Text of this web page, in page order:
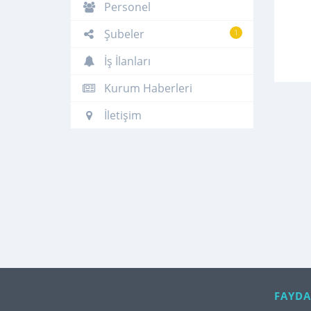
Personel
1
Şubeler
İş İlanları
Kurum Haberleri
İletişim